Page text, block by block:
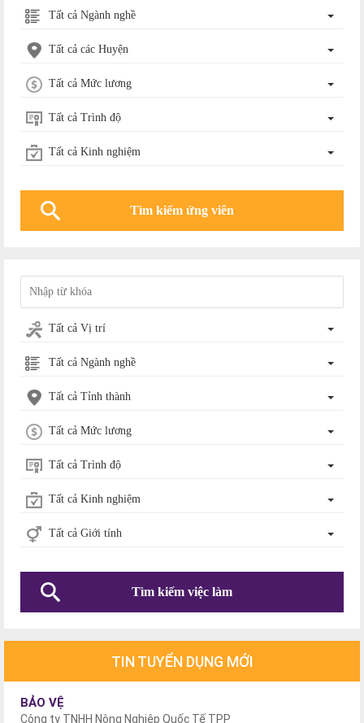
Tất cả Ngành nghề
Tất cả các Huyện
Tất cả Mức lương
Tất cả Trình độ
Tất cả Kinh nghiệm
Tất cả Vị trí
Tất cả Ngành nghề
Tất cả Tỉnh thành
Tất cả Mức lương
Tất cả Trình độ
Tất cả Kinh nghiệm
Tất cả Giới tính
Tìm kiếm việc làm
TIN TUYỂN DỤNG MỚI
BẢO VỆ
Công ty TNHH Nông Nghiệp Quốc Tế TPP